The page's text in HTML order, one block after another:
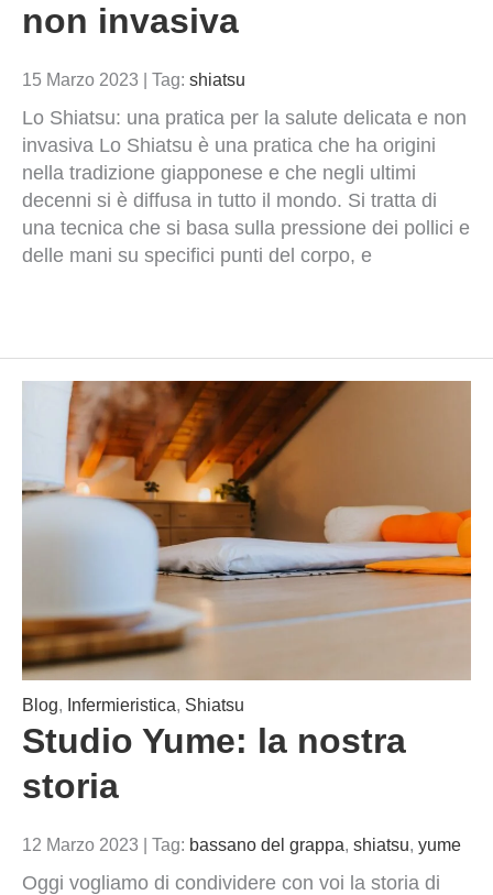
non invasiva
15 Marzo 2023 Tag: shiatsu
Lo Shiatsu: una pratica per la salute delicata e non
invasiva Lo Shiatsu è una pratica che ha origini
nella tradizione giapponese e che negli ultimi
decenni si è diffusa in tutto il mondo. Si tratta di
una tecnica che si basa sulla pressione dei pollici e
delle mani su specifici punti del corpo, e
Blog, Infermieristica, Shiatsu
Studio Yume: la nostra
storia
12 Marzo 2023 Tag: bassano del grappa, shiatsu, yume
Oggi vogliamo di condividere con voi la storia di